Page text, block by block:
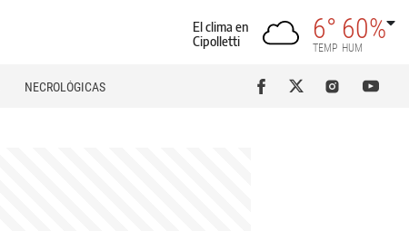
El clima en
Cipolletti
6°
TEMP
60%
HUM
NECROLÓGICAS